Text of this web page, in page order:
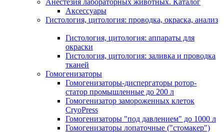
Анестезия лабораторных животных. Каталог
Аксессуары
Гистология, цитология: проводка, окраска, анализ
Гистология, цитология: аппараты для
окраски
Гистология, цитология: заливка и проводка
тканей
Гомогенизаторы
Гомогенизаторы-диспергаторы ротор-
статор промышленные до 200 л
Гомогенизатор замороженных клеток
CryoPress
Гомогенизаторы "под давлением" до 1000 л
Гомогенизаторы лопаточные ("стомакер")